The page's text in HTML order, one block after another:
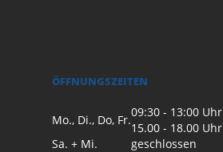
ÖFFNUNGSZEITEN
Mo., Di., Do, Fr.
09:30 - 13:00 Uhr
15.00 - 18.00 Uhr
Sa. + Mi.
geschlossen